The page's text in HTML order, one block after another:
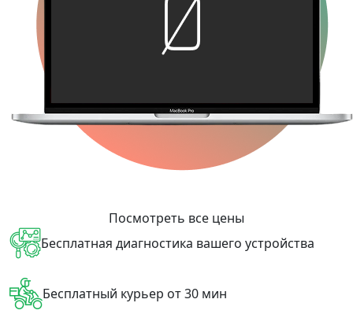
Посмотреть все цены
Бесплатная диагностика вашего устройства
Бесплатный курьер от 30 мин